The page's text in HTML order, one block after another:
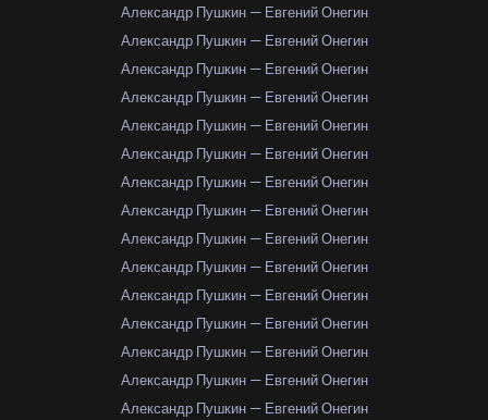
Александр Пушкин — Евгений Онегин
Александр Пушкин — Евгений Онегин
Александр Пушкин — Евгений Онегин
Александр Пушкин — Евгений Онегин
Александр Пушкин — Евгений Онегин
Александр Пушкин — Евгений Онегин
Александр Пушкин — Евгений Онегин
Александр Пушкин — Евгений Онегин
Александр Пушкин — Евгений Онегин
Александр Пушкин — Евгений Онегин
Александр Пушкин — Евгений Онегин
Александр Пушкин — Евгений Онегин
Александр Пушкин — Евгений Онегин
Александр Пушкин — Евгений Онегин
Александр Пушкин — Евгений Онегин